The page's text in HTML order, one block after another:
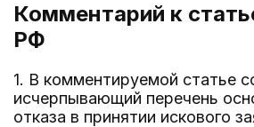
Комментарий к
РФ
1. В комментируемой статье
исчерпывающий перечень
отказа в принятии искового